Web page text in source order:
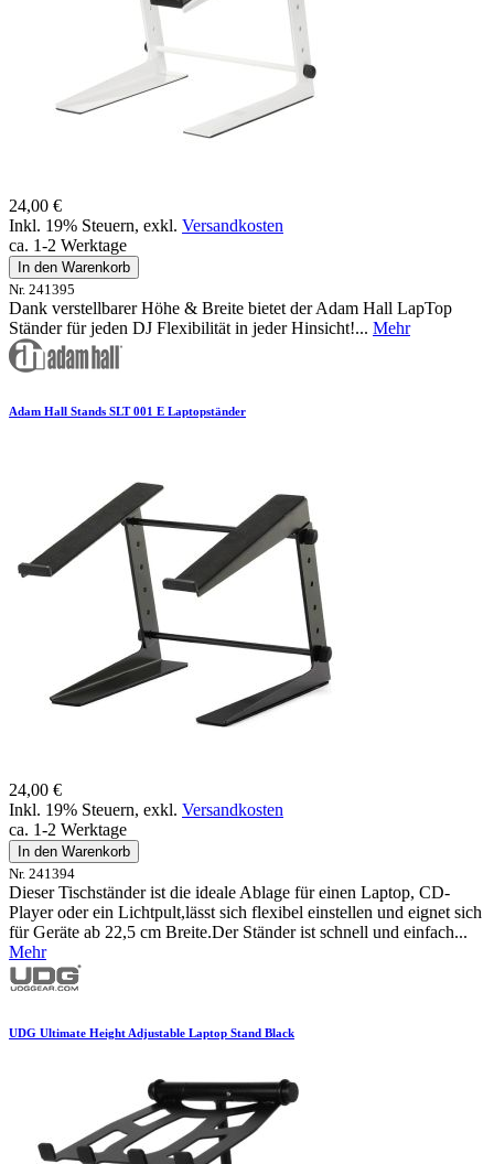
24,00 €
Inkl. 19% Steuern, exkl. Versandkosten
ca. 1-2 Werktage
In den Warenkorb
Nr. 241395
Dank verstellbarer Höhe & Breite bietet der Adam Hall LapTop
Ständer für jeden DJ Flexibilität in jeder Hinsicht!... Mehr
Adam Hall Stands SLT 001 E Laptopständer
24,00 €
Inkl. 19% Steuern, exkl. Versandkosten
ca. 1-2 Werktage
In den Warenkorb
Nr. 241394
Dieser Tischständer ist die ideale Ablage für einen Laptop, CD-
Player oder ein Lichtpult,lässt sich flexibel einstellen und eignet sich
für Geräte ab 22,5 cm Breite.Der Ständer ist schnell und einfach...
Mehr
UDG Ultimate Height Adjustable Laptop Stand Black